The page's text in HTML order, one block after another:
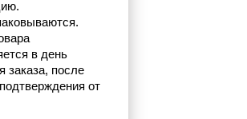
в день
заказа, после
от